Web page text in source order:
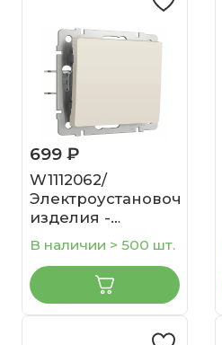
699 ₽
W1112062/
Электроустановочные
изделия -
Выключатель
одноклавишный
проходной
(айвори матовый)
В наличии > 500 шт.